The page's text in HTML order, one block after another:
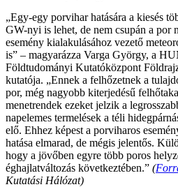
„Egy-egy porvihar hatására a kiesés
GW-nyi is lehet, de nem csupán a por
esemény kialakulásához vezető
is” – magyarázza Varga György, a
Földtudományi Kutatóközpont
kutatója. „Ennek a felhőzetnek a
por, még nagyobb kiterjedésű
menetrendek ezeket jelzik a
napelemes termelések a téli
elő. Ehhez képest a porviharos
hatása elmarad, de mégis jelentős.
hogy a jövőben egyre több poros
éghajlatváltozás következtében.” (
Kutatási Hálózat)